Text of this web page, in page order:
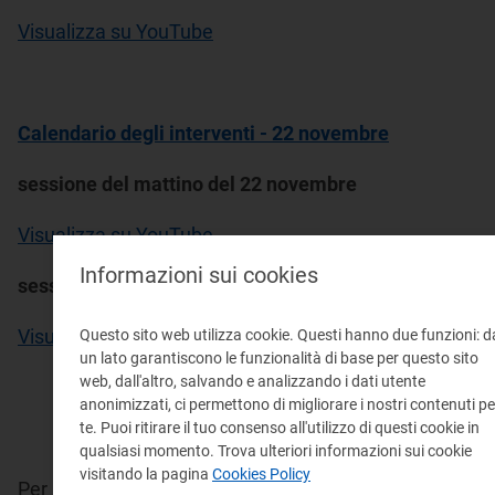
Visualizza su YouTube
Calendario degli interventi - 22 novembre
sessione del mattino del 22 novembre
Visualizza su YouTube
sessione pomeridiana del 22 novembre
Visualizza su YouTube
Per informazioni rivolgersi a:
Informazioni sui cookies
Questo sito web utilizza cookie. Questi hanno due funzioni:
un lato garantiscono le funzionalità di base per questo sito
web, dall'altro, salvando e analizzando i dati utente
anonimizzati, ci permettono di migliorare i nostri contenuti
te. Puoi ritirare il tuo consenso all'utilizzo di questi cookie in
qualsiasi momento. Trova ulteriori informazioni sui cookie
visitando la pagina Cookies Policy